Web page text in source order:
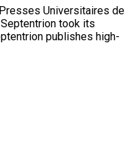
Universitaires de
took its
publishes high-